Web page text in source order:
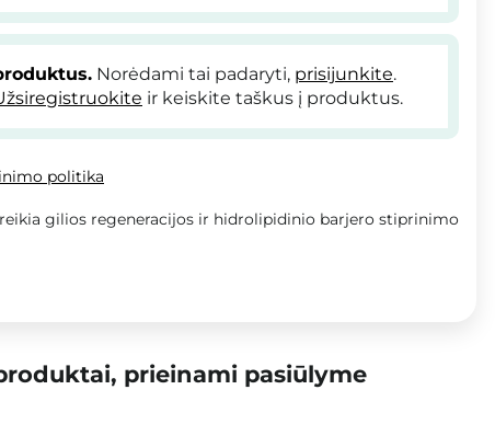
Norėdami tai padaryti, prisijunkite.
ir keiskite taškus į produktus.
politika
gilios regeneracijos ir hidrolipidinio barjero stiprinimo
prieinami pasiūlyme